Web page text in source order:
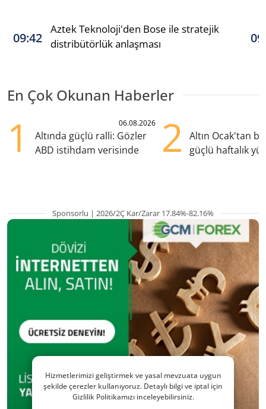
09:42
Aztek Teknoloji'den Bose ile stratejik
distribütörlük anlaşması
En Çok Okunan Haberler
1 06.08.2026
Altında güçlü ralli: Gözler
ABD istihdam verisinde
2
Altın Ocak'tan
güçlü haftalık
Sponsorlu | 2026/2Ç Kar/Zarar 17.84%-82.16%
Hizmetlerimizi geliştirmek ve yasal mevzuata uygun
şekilde çerezler kullanıyoruz. Detaylı bilgi ve iptal için
Gizlilik Politikamızı inceleyebilirsiniz.